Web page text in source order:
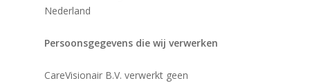
Nederland
Persoonsgegevens die wij verwerken
CareVisionair B.V. verwerkt geen